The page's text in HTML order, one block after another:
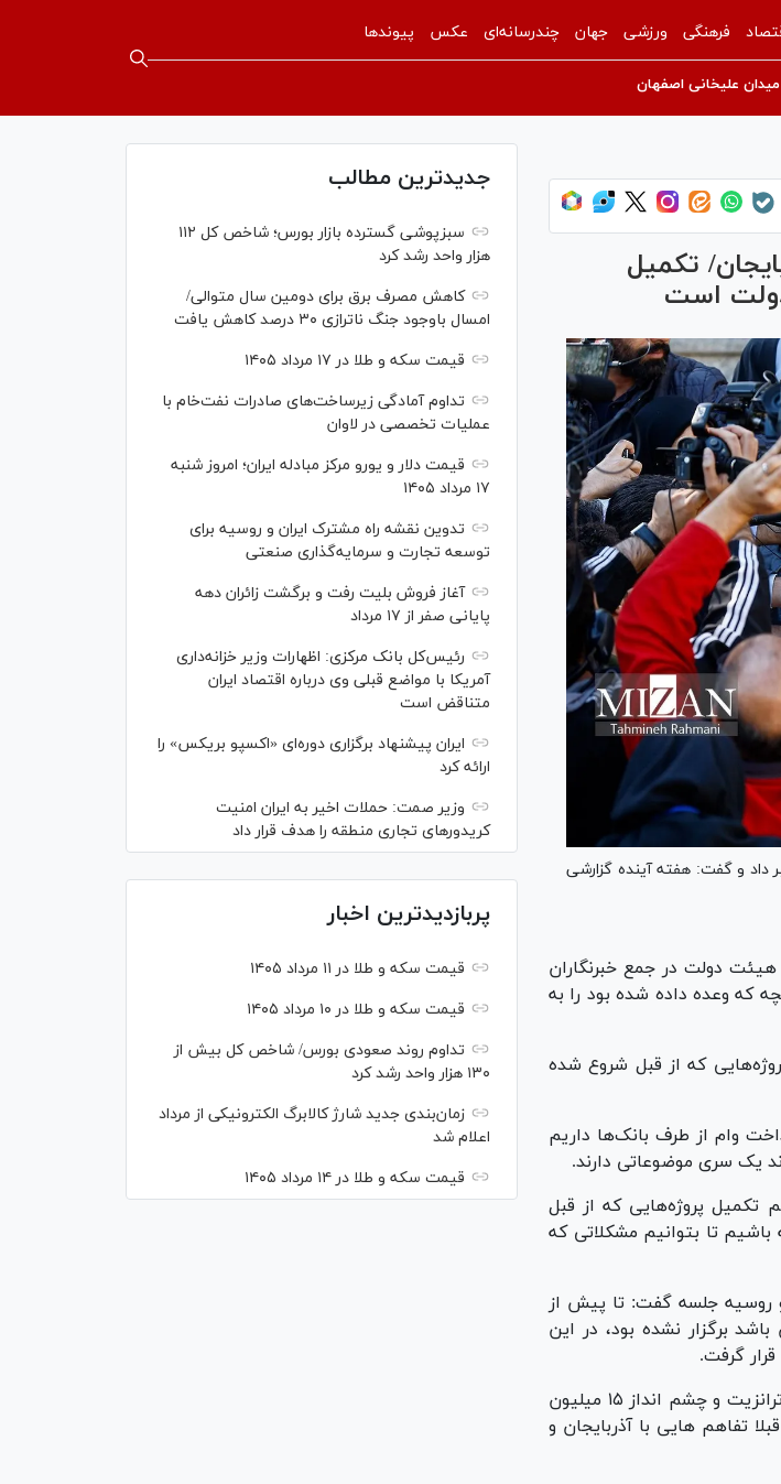
فرهنگی ورزشی جهان چندرسانه‌ای عکس پیوندها
علیخانی اصفهان
آذربایجان/ تکمیل
است
داد و گفت: هفته آینده گزارشی
هیئت دولت در جمع خبرنگاران
که وعده داده شده بود را به
که از قبل شروع شده
وام از طرف بانک‌ها داریم
یک سری موضوعاتی دارند.
پروژه‌هایی که از قبل
تا بتوانیم مشکلاتی که
و روسیه جلسه گفت: تا پیش از
برگزار نشده بود، در این
گرفت.
وی ادامه داد: تفاهم‌ها در سه بخش بود که بخش اولش در خصوص افزایش ترانزیت و چشم انداز ۱۵ میلیون
تفاهم هایی با آذربایجان و
جدیدترین مطالب
سبزپوشی گسترده بازار بورس؛ شاخص کل ۱۱۲
هزار واحد رشد کرد
کاهش مصرف برق برای دومین سال متوالی/
امسال باوجود جنگ ناترازی ۳۰ درصد کاهش یافت
قیمت سکه و طلا در ۱۷ مرداد ۱۴۰۵
تداوم آمادگی زیرساخت‌های صادرات نفت‌خام با
عملیات تخصصی در لاوان
قیمت دلار و یورو مرکز مبادله ایران؛ امروز شنبه
۱۷ مرداد ۱۴۰۵
تدوین نقشه راه مشترک ایران و روسیه برای
توسعه تجارت و سرمایه‌گذاری صنعتی
آغاز فروش بلیت رفت و برگشت زائران دهه
پایانی صفر از ۱۷ مرداد
رئیس‌کل بانک مرکزی: اظهارات وزیر خزانه‌داری
آمریکا با مواضع قبلی وی درباره اقتصاد ایران
متناقض است
ایران پیشنهاد برگزاری دوره‌ای «اکسپو بریکس» را
ارائه کرد
وزیر صمت: حملات اخیر به ایران امنیت
کریدورهای تجاری منطقه را هدف قرار داد
پربازدیدترین اخبار
قیمت سکه و طلا در ۱۱ مرداد ۱۴۰۵
قیمت سکه و طلا در ۱۰ مرداد ۱۴۰۵
تداوم روند صعودی بورس/ شاخص کل بیش از
۱۳۰ هزار واحد رشد کرد
زمان‌بندی جدید شارژ کالابرگ الکترونیکی از مرداد
اعلام شد
قیمت سکه و طلا در ۱۴ مرداد ۱۴۰۵